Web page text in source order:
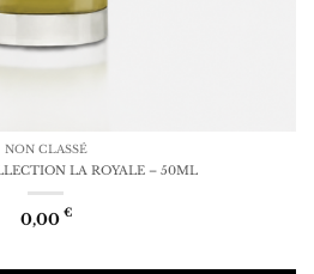
NON CLASSÉ
LA ROYALE – 50ML
0,00 €
LA ROYALE - 50ML